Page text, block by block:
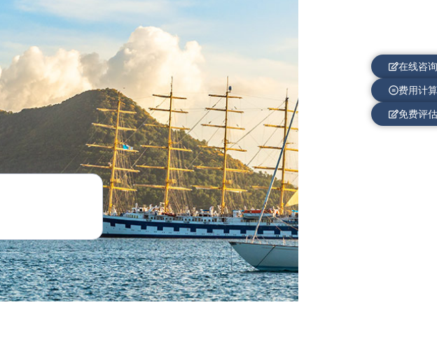
在线咨询
费用计算
免费评估